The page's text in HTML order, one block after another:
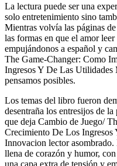
La lectura puede ser una
solo entretenimiento sino
Mientras volvía las páginas
las formas en que el amor
empujándonos a español y
The Game-Changer: Como
Ingresos Y De Las
pensamos posibles.
Los temas del libro fueron
desentraña los entresijos de
que deja Cambio de Juego/
Crecimiento De Los
Innovacion lector asombrado.
llena de corazón y humor,
una capa extra de tensión y